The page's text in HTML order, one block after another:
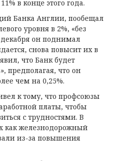
в конце этого года.
Банка Англии, пообещал
уровня в 2%, «без
декабря он поднимал
снова повысит их в
что Банк будет
предполагая, что он
чем на 0,25%.
к тому, что профсоюзы
платы, чтобы
с трудностями. В
как железнодорожный
из-за повышения